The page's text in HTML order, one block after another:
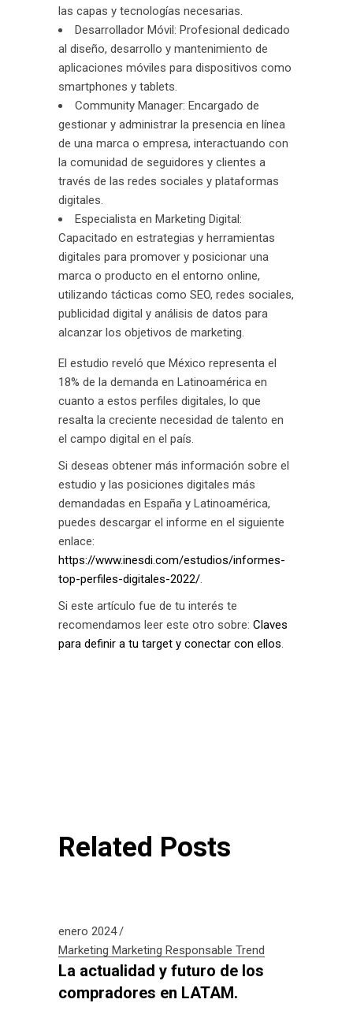
las capas y tecnologías necesarias.
Desarrollador Móvil: Profesional dedicado
al diseño, desarrollo y mantenimiento de
aplicaciones móviles para dispositivos como
smartphones y tablets.
Community Manager: Encargado de
gestionar y administrar la presencia en línea
de una marca o empresa, interactuando con
la comunidad de seguidores y clientes a
través de las redes sociales y plataformas
digitales.
Especialista en Marketing Digital:
Capacitado en estrategias y herramientas
digitales para promover y posicionar una
marca o producto en el entorno online,
utilizando tácticas como SEO, redes sociales,
publicidad digital y análisis de datos para
alcanzar los objetivos de marketing.
El estudio reveló que México representa el
18% de la demanda en Latinoamérica en
cuanto a estos perfiles digitales, lo que
resalta la creciente necesidad de talento en
el campo digital en el país.
Si deseas obtener más información sobre el
estudio y las posiciones digitales más
demandadas en España y Latinoamérica,
puedes descargar el informe en el siguiente
enlace:
https://www.inesdi.com/estudios/informes-
top-perfiles-digitales-2022/.
Si este artículo fue de tu interés te
recomendamos leer este otro sobre: Claves
para definir a tu target y conectar con ellos.
Related Posts
enero 2024
Marketing Marketing Responsable Trend
La actualidad y futuro de los
compradores en LATAM.